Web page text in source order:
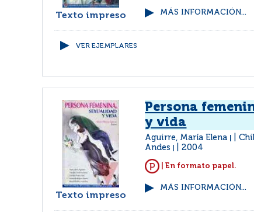
Texto impreso MÁS INFORMACIÓN...
VER EJEMPLARES
Texto impreso
Persona
y vida
Aguirre, María Elena
Andes
2004
| En formato papel.
MÁS INFORMACIÓN...